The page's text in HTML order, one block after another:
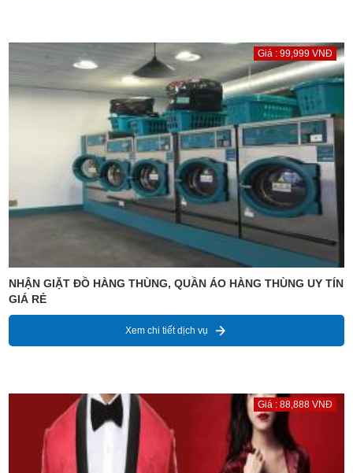
Giá : 99,999 VNĐ
NHẬN GIẶT ĐỒ HÀNG THÙNG, QUẦN ÁO HÀNG THÙNG UY TÍN
GIÁ RẺ
Xem chi tiết dịch vụ
Giá : 88,888 VNĐ